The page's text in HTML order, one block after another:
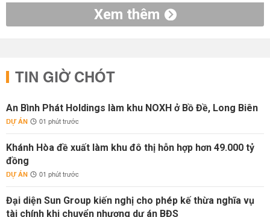
Xem thêm
TIN GIỜ CHÓT
An Bình Phát Holdings làm khu NOXH ở Bồ Đề, Long Biên
DỰ ÁN 01 phút trước
Khánh Hòa đề xuất làm khu đô thị hỗn hợp hơn 49.000 tỷ
đồng
DỰ ÁN 01 phút trước
Đại diện Sun Group kiến nghị cho phép kế thừa nghĩa vụ
tài chính khi chuyển nhượng dự án BĐS